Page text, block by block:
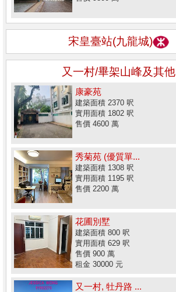
宋皇臺站(九龍城)
又一村/畢架山峰及其他
康豪苑
建築面積 2370 呎
實用面積 1802 呎
售價 4600 萬
秀菊苑 (優質單...
建築面積 1308 呎
實用面積 1195 呎
售價 2200 萬
花圃別墅
建築面積 800 呎
實用面積 629 呎
售價 900 萬
租金 30000 元
又一村, 牡丹路 ...